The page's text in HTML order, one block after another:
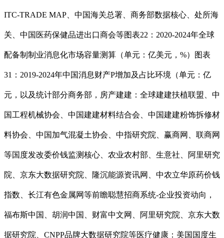
ITC-TRADE MAP、中国海关总署、商务部数据核心、处所海
关、中国医药保健品进出口商会等图表22：2020-2024年全球
配备制制业消息化市场容量测算（单元：亿美元，%）图表
31：2019-2024年中国消息财产P增加及占比环境（单元：亿
元，以及统计部分商务部，房产建建：全球建建扶植联盟、中
国工程机械协会、中国建建材料结合会、中国建建粉饰拆修材
料协会、中国加气混凝土协会、中指研究院、赢商网、联商网
等国度发改委价钱监测核心、农业农村部、生意社、阿里研究
院、京东大数据研究院、隆沉能源资讯网、中农立华原药价钱
指数、长江有色金属网等前瞻聪慧招商系统-企业投资动向，
福布斯中国、胡润中国、财富中文网、阿里研究院、京东大数
据研究院、CNPP品牌大数据研究院等医疗健康：美国国度生